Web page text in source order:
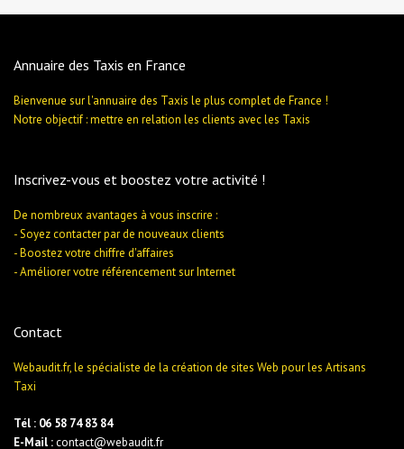
Annuaire des Taxis en France
Bienvenue sur l'annuaire des Taxis le plus complet de France !
Notre objectif : mettre en relation les clients avec les Taxis
Inscrivez-vous et boostez votre activité !
De nombreux avantages à vous inscrire :
- Soyez contacter par de nouveaux clients
- Boostez votre chiffre d'affaires
- Améliorer votre référencement sur Internet
Contact
Webaudit.fr, le spécialiste de la création de sites Web pour les Artisans
Taxi
Tél : 06 58 74 83 84
E-Mail :contact@webaudit.fr